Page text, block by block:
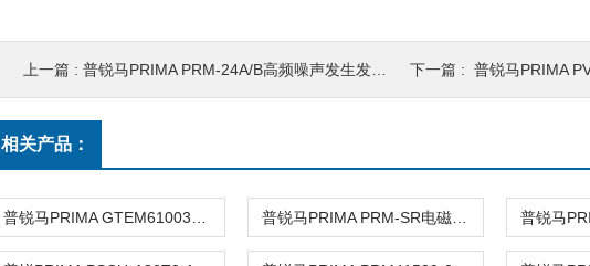
上一篇 : 普锐马PRIMA PRM-24A/B高频噪声发生发生器 下一篇 : 普锐马PRIMA
相关产品：